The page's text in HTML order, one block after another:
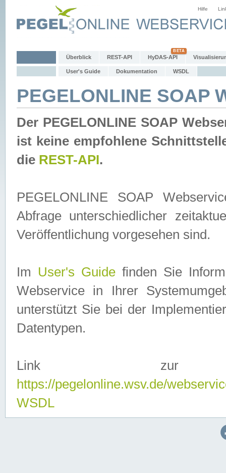
Hilfe
Überblick REST-API HyDAS-API
User's Guide Dokumentation WSDL
PEGELONLINE SOAP
Der PEGELONLINE SOAP
ist keine empfohlene
die REST-API.
PEGELONLINE SOAP
Abfrage unterschiedlicher
Veröffentlichung vorgesehen sind.
Im User's Guidefinden Sie
Webservice in Ihrer
unterstützt Sie bei der
Datentypen.
Link zur
https://pegelonline.wsv.de/
WSDL